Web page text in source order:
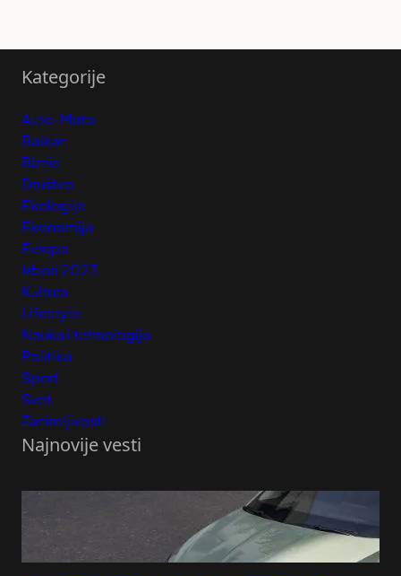
Kategorije
Auto-Moto
Balkan
Biznis
Društvo
Ekologija
Ekonomija
Evropa
Izbori 2023
Kultura
Lifestyle
Nauka i tehnologija
Politika
Sport
Svet
Zanimljivosti
Najnovije vesti